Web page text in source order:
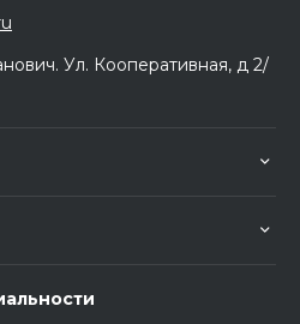
Ул. Кооперативная, д 2/